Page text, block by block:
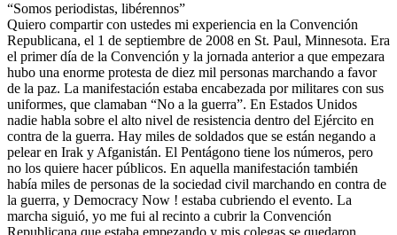
“Somos periodistas, libérennos”
Quiero compartir con ustedes mi experiencia en la Convención
Republicana, el 1 de septiembre de 2008 en St. Paul, Minnesota. Era
el primer día de la Convención y la jornada anterior a que empezara
hubo una enorme protesta de diez mil personas marchando a favor
de la paz. La manifestación estaba encabezada por militares con sus
uniformes, que clamaban “No a la guerra”. En Estados Unidos
nadie habla sobre el alto nivel de resistencia dentro del Ejército en
contra de la guerra. Hay miles de soldados que se están negando a
pelear en Irak y Afganistán. El Pentágono tiene los números, pero
no los quiere hacer públicos. En aquella manifestación también
había miles de personas de la sociedad civil marchando en contra de
la guerra, y Democracy Now ! estaba cubriendo el evento. La
marcha siguió, yo me fui al recinto a cubrir la Convención
Republicana que estaba empezando y mis colegas se quedaron